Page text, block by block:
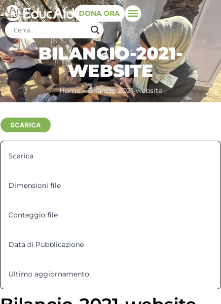
DONA ORA
BILANCIO-2021-
WEBSITE
Home»Bilancio-2021-website
SCARICA
Scarica
Dimensioni file
Conteggio file
Data di Pubblicazione
Ultimo aggiornamento